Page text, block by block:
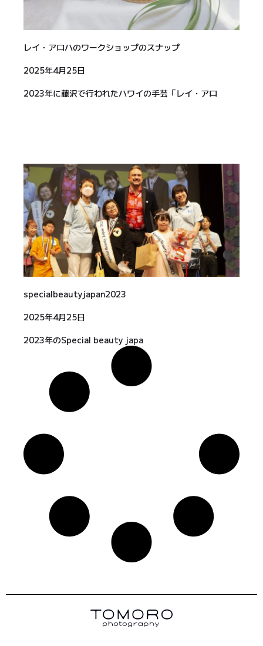
レイ・アロハのワークショップのスナップ
2025年4月25日
2023年に藤沢で行われたハワイの手芸「レイ・アロ
specialbeautyjapan2023
2025年4月25日
2023年のSpecial beauty japa